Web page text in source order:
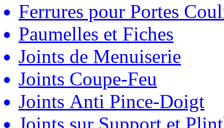
Ferrures pour Portes
Paumelles et Fiches
Joints de Menuiserie
Joints Coupe-Feu
Joints Anti Pince-Doigt